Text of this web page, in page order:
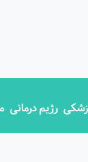
رژیم درمانی